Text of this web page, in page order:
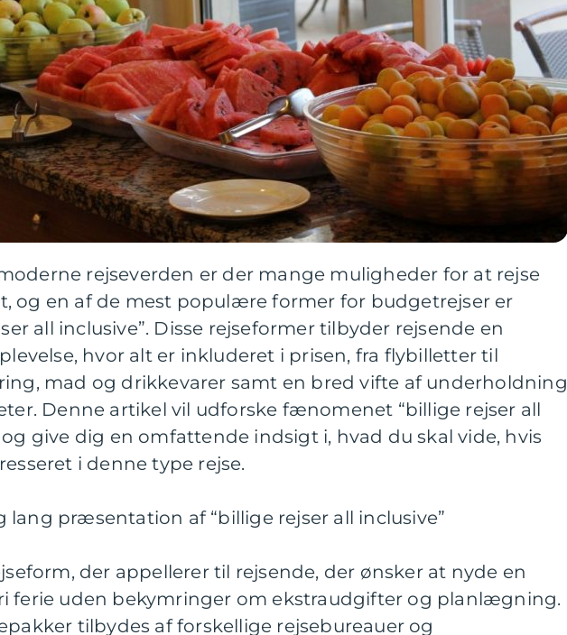
rejseverden er der mange muligheder for at rejse
og en af de mest populære former for budgetrejser er
all inclusive”. Disse rejseformer tilbyder rejsende en
hvor alt er inkluderet i prisen, fra flybilletter til
mad og drikkevarer samt en bred vifte af underholdning
Denne artikel vil udforske fænomenet “billige rejser all
og give dig en omfattende indsigt i, hvad du skal vide, hvis
i denne type rejse.
lang præsentation af “billige rejser all inclusive”
der appellerer til rejsende, der ønsker at nyde en
ferie uden bekymringer om ekstraudgifter og planlægning.
tilbydes af forskellige rejsebureauer og